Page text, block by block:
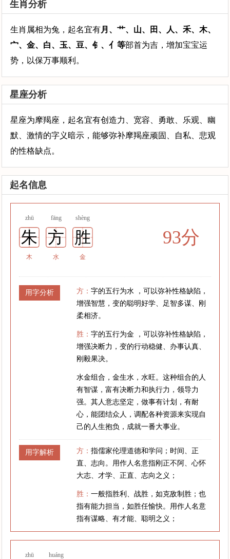
生肖分析
生肖属相为兔，起名宜有月、艹、山、田、人、禾、木、
宀、金、白、玉、豆、钅、亻等部首为吉，增加宝宝运
势，以保万事顺利。
星座分析
星座为摩羯座，起名宜有创造力、宽容、勇敢、乐观、幽
默、激情的字义暗示，能够弥补摩羯座顽固、自私、悲观
的性格缺点。
起名信息
zhū fāng shèng
朱 方 胜
木 水 金
93分
用字分析 方：字的五行为水 ，可以弥补性格缺陷，
增强智慧，变的聪明好学、足智多谋、刚
柔相济。
胜：字的五行为金 ，可以弥补性格缺陷，
增强决断力，变的行动稳健、办事认真、
刚毅果决。
水金组合，金生水，水旺。这种组合的人
有智谋，富有决断力和执行力，领导力
强。其人意志坚定，做事有计划，有耐
心，能团结众人，调配各种资源来实现自
己的人生抱负，成就一番大事业。
用字解析 方：指儒家伦理道德和学问；时间、正
直、志向。用作人名意指刚正不阿、心怀
大志、才学、正直、志向之义；
胜：一般指胜利、战胜，如克敌制胜；也
指有能力担当，如胜任愉快。用作人名意
指有谋略、有才能、聪明之义；
zhū huáng